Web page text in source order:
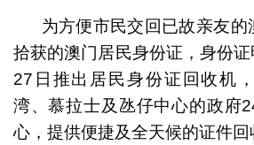
为方便市民交回已故亲友
拾获的澳门居民身份证，身份
27日推出居民身份证回收机
湾、慕拉士及氹仔中心的政府
心，提供便捷及全天候的证件回